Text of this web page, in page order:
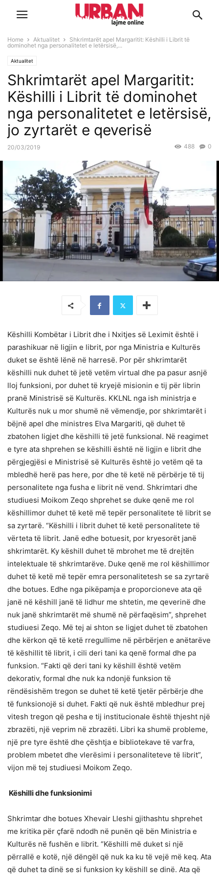
Home Aktualitet
Shkrimtarët apel Margaritit: Këshilli i Librit të
dominohet nga personalitetet e letërsisë,...
Aktualitet
Shkrimtarët apel Margaritit:
Këshilli i Librit të dominohet
nga personalitetet e letërsisë,
jo zyrtarët e qeverisë
20/03/2019 0
488
Këshilli Kombëtar i Librit dhe i Nxitjes së Leximit është i
parashikuar në ligjin e librit, por nga Ministria e Kulturës
duket se është lënë në harresë. Por për shkrimtarët
këshilli nuk duhet të jetë vetëm virtual dhe pa pasur asnjë
lloj funksioni, por duhet të kryejë misionin e tij për librin
pranë Ministrisë së Kulturës. KKLNL nga ish ministrja e
Kulturës nuk u mor shumë në vëmendje, por shkrimtarët i
bëjnë apel dhe ministres Elva Margariti, që duhet të
zbatohen ligjet dhe këshilli të jetë funksional. Në reagimet
e tyre ata shprehen se këshilli është në ligjin e librit dhe
përgjegjësi e Ministrisë së Kulturës është jo vetëm që ta
mbledhë herë pas here, por dhe të ketë në përbërje të tij
personalitete nga fusha e librit në vend. Shkrimtari dhe
studiuesi Moikom Zeqo shprehet se duke qenë me rol
këshillimor duhet të ketë më tepër personalitete të librit se
sa zyrtarë. “Këshilli i librit duhet të ketë personalitete të
vërteta të librit. Janë edhe botuesit, por kryesorët janë
shkrimtarët. Ky këshill duhet të mbrohet me të drejtën
intelektuale të shkrimtarëve. Duke qenë me rol këshillimor
duhet të ketë më tepër emra personalitetesh se sa zyrtarë
dhe botues. Edhe nga pikëpamja e proporcioneve ata që
janë në këshill janë të lidhur me shtetin, me qeverinë dhe
nuk janë shkrimtarët më shumë në përfaqësim”, shprehet
studiuesi Zeqo. Më tej ai shton se ligjet duhet të zbatohen
dhe kërkon që të ketë rregullime në përbërjen e anëtarëve
të këshillit të librit, i cili deri tani ka qenë formal dhe pa
funksion. “Fakti që deri tani ky këshill është vetëm
dekorativ, formal dhe nuk ka ndonjë funksion të
rëndësishëm tregon se duhet të ketë tjetër përbërje dhe
të funksionojë si duhet. Fakti që nuk është mbledhur prej
vitesh tregon që pesha e tij institucionale është thjesht një
zbrazëti, një veprim në zbrazëti. Libri ka shumë probleme,
një pre tyre është dhe çështja e bibliotekave të varfra,
problem mbetet dhe vlerësimi i personaliteteve të librit”,
vijon më tej studiuesi Moikom Zeqo.
Këshilli dhe funksionimi
Shkrimtar dhe botues Xhevair Lleshi gjithashtu shprehet
me kritika për çfarë ndodh në punën që bën Ministria e
Kulturës në fushën e librit. “Këshilli më duket si një
përrallë e kotë, një dëngël që nuk ka ku të vejë më keq. Ata
që duhet ta dinë se si funksion ky këshill se dinë. Ata që